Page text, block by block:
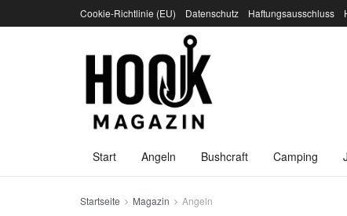
Cookie-Richtlinie (EU) Datenschutz Haftungsausschluss
Start Angeln Bushcraft Camping
Startseite Magazin Angeln